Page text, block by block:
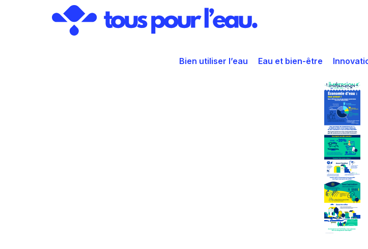
Bien utiliser l’eau Eau et bien-être